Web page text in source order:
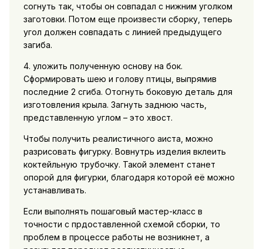
согнуть так, чтобы он совпадал с нижним уголком
заготовки. Потом еще произвести сборку, теперь
угол должен совпадать с линией предыдущего
загиба.
4. уложить полученную основу на бок.
Сформировать шею и голову птицы, выпрямив
последние 2 сгиба. Отогнуть боковую деталь для
изготовления крыла. Загнуть заднюю часть,
представленную углом – это хвост.
Чтобы получить реалистичного аиста, можно
разрисовать фигурку. Вовнутрь изделия вклеить
коктейльную трубочку. Такой элемент станет
опорой для фигурки, благодаря которой её можно
устанавливать.
Если выполнять пошаговый мастер-класс в
точности с прдоставленной схемой сборки, то
проблем в процессе работы не возникнет, а